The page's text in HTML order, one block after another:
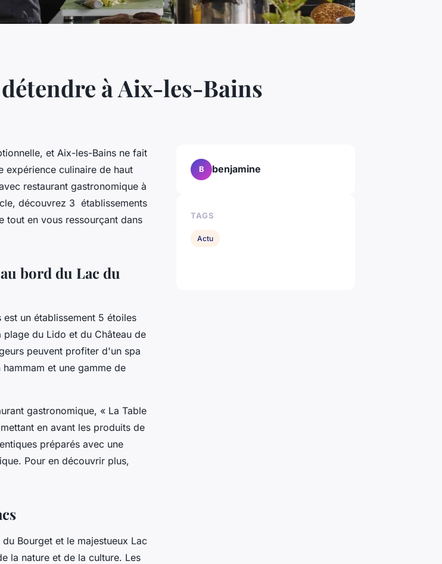
à Aix-les-Bains
et Aix-les-Bains ne fait
expérience culinaire de haut
restaurant gastronomique à
découvrez 3 établissements
tout en vous ressourçant dans
bord du Lac du
un établissement 5 étoiles
du Lido et du Château de
peuvent profiter d'un spa
et une gamme de
gastronomique, « La Table
en avant les produits de
préparés avec une
Pour en découvrir plus,
Bourget et le majestueux Lac
la nature et de la culture. Les
B benjamine
TAGS
Actu